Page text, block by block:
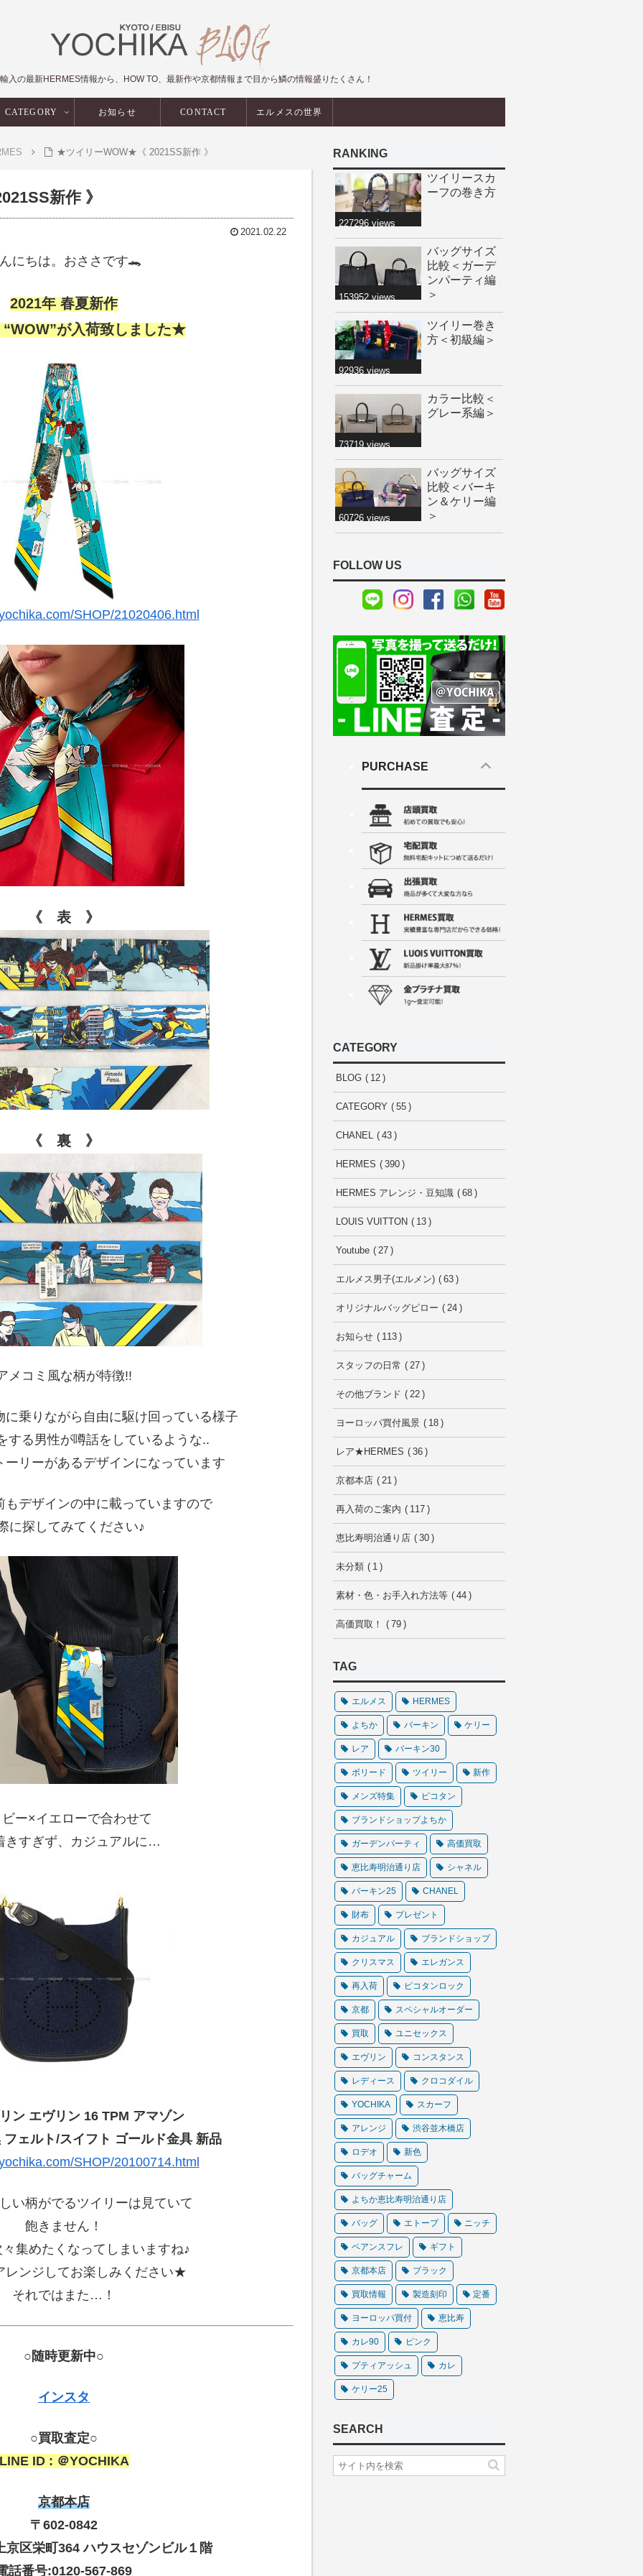
入の最新HERMES情報から、HOW TO、最新作や京都情報まで目から鱗の情報盛りたくさん！
CATEGORY お知らせ CONTACT エルメスの世界
★ツイリーWOW★《 2021SS新作 》
新作 》
2021.02.22
にちは。おささです🐊
2021年 春夏新作
“WOW”が入荷致しました★
SHOP/21020406.html
《 表 》
《 裏 》
メコミ風な柄が特徴!!
に乗りながら自由に駆け回っている様子
する男性が噂話をしているような..
ーリーがあるデザインになっています
もデザインの中に載っていますので
に探してみてください♪
ー×イエローで合わせて
きすぎず、カジュアルに…
ン エヴリン 16 TPM アマゾン
ェルト/スイフト ゴールド金具 新品
SHOP/20100714.html
い柄がでるツイリーは見ていて
飽きません！
集めたくなってしまいますね♪
レンジしてお楽しみください★
それではまた…！
○随時更新中○
インスタ
○買取査定○
ID : ＠YOCHIKA
京都本店
〒602-0842
京区栄町364 ハウスセゾンビル１階
話番号:0120-567-869
RANKING
ツイリースカ
ーフの巻き方
227296 views
バッグサイズ
比較＜ガーデ
ンパーティ編
＞
153952 views
ツイリー巻き
方＜初級編＞
92936 views
カラー比較＜
グレー系編＞
73719 views
バッグサイズ
比較＜バーキ
ン＆ケリー編
＞
60726 views
FOLLOW US
PURCHASE
CATEGORY
BLOG 12
CATEGORY 55
CHANEL 43
HERMES 390
HERMES アレンジ・豆知識 68
LOUIS VUITTON 13
Youtube 27
エルメス男子(エルメン) 63
オリジナルバッグピロー 24
お知らせ 113
スタッフの日常 27
その他ブランド 22
ヨーロッパ買付風景 18
レア★HERMES 36
京都本店 21
再入荷のご案内 117
恵比寿明治通り店 30
未分類 1
素材・色・お手入れ方法等 44
高価買取！ 79
TAG
エルメス HERMES
よちか バーキン ケリー
レア バーキン30
ボリード ツイリー 新作
メンズ特集 ピコタン
ブランドショップよちか
ガーデンパーティ 高価買取
恵比寿明治通り店 シャネル
バーキン25 CHANEL
財布 プレゼント
カジュアル ブランドショップ
クリスマス エレガンス
再入荷 ピコタンロック
京都 スペシャルオーダー
買取 ユニセックス
エヴリン コンスタンス
レディース クロコダイル
YOCHIKA スカーフ
アレンジ 渋谷並木橋店
ロデオ 新色
バッグチャーム
よちか恵比寿明治通り店
バッグ エトープ ニッチ
ベアンスフレ ギフト
京都本店 ブラック
買取情報 製造刻印 定番
ヨーロッパ買付 恵比寿
カレ90 ピンク
プティアッシュ カレ
ケリー25
SEARCH